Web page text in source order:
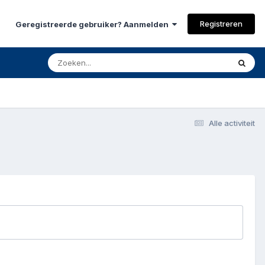
Geregistreerde gebruiker? Aanmelden Registreren
Alle activiteit